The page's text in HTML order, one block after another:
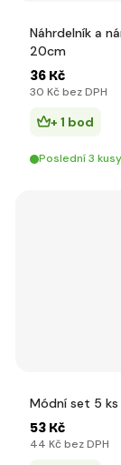
Náhrdelník a
20cm
36 Kč
30 Kč bez DPH
+ 1 bod
Poslední 3 kusy
Módní set 5 ks
53 Kč
44 Kč bez DPH